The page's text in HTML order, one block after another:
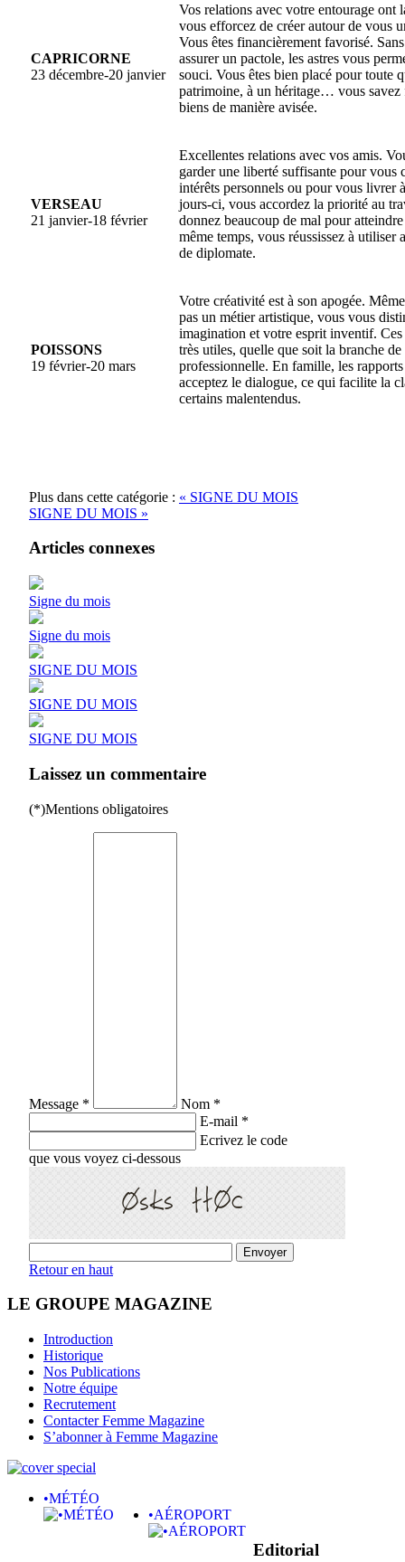
CAPRICORNE
23 décembre-20 janvier
Vos relations avec votre entourage ont
vous efforcez de créer autour de vous
Vous êtes financièrement favorisé.
assurer un pactole, les astres vous
souci. Vous êtes bien placé pour toute
patrimoine, à un héritage… vous savez
biens de manière avisée.
VERSEAU
21 janvier-18 février
Excellentes relations avec vos amis.
garder une liberté suffisante pour vous
intérêts personnels ou pour vous livrer
jours-ci, vous accordez la priorité au
donnez beaucoup de mal pour
même temps, vous réussissez à utiliser
de diplomate.
POISSONS
19 février-20 mars
Votre créativité est à son apogée.
pas un métier artistique, vous vous
imagination et votre esprit inventif.
très utiles, quelle que soit la branche
professionnelle. En famille, les
acceptez le dialogue, ce qui facilite la
certains malentendus.
Plus dans cette catégorie : « SIGNE DU MOIS
SIGNE DU MOIS »
Articles connexes
Signe du mois
Signe du mois
SIGNE DU MOIS
SIGNE DU MOIS
SIGNE DU MOIS
Laissez un commentaire
(*)Mentions obligatoires
Message *
Nom *
E-mail *
Ecrivez le code
que vous voyez ci-dessous
Retour en haut
LE GROUPE MAGAZINE
Introduction
Historique
Nos Publications
Notre équipe
Recrutement
Contacter Femme Magazine
S’abonner à Femme Magazine
•MÉTÉO
•AÉROPORT
Editorial